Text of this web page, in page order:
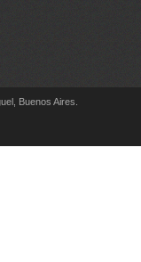
Buenos Aires.